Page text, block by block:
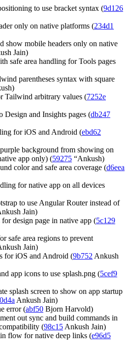
to use bracket syntax (9d126
only on native platforms (234d1
show mobile headers only on native
Jain)
safe area handling for Tools pages
parentheses syntax with square
Tailwind arbitrary values (7252e
Design and Insights pages (db247
for iOS and Android (ebd62
background from showing on
app only) (59275 “Ankush)
color and safe area coverage (d6eea
for native app on all devices
to use Angular Router instead of
Jain)
design page in native app (5c129
safe area regions to prevent
Jain)
for iOS and Android (9b752Ankush
app icons to use splash.png (5cef9
splash screen to show on app startup
Ankush Jain)
error (abf50 Bjorn Harvold)
out sync and build commands in
(98c15Ankush Jain)
flow for native deep links (e96d5